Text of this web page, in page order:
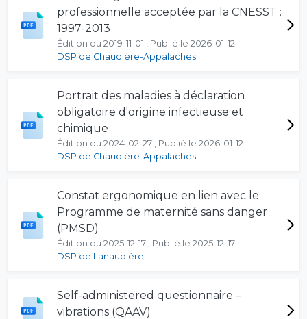
professionnelle acceptée par la CNESST :
1997-2013
Édition du 2019-11-01 , Publié le 2026-01-12
DSP de Chaudière-Appalaches
Portrait des maladies à déclaration
obligatoire d'origine infectieuse et
chimique
Édition du 2024-02-27 , Publié le 2026-01-12
DSP de Chaudière-Appalaches
Constat ergonomique en lien avec le
Programme de maternité sans danger
(PMSD)
Édition du 2025-12-17 , Publié le 2025-12-17
DSP de Lanaudière
Self-administered questionnaire –
vibrations (QAAV)